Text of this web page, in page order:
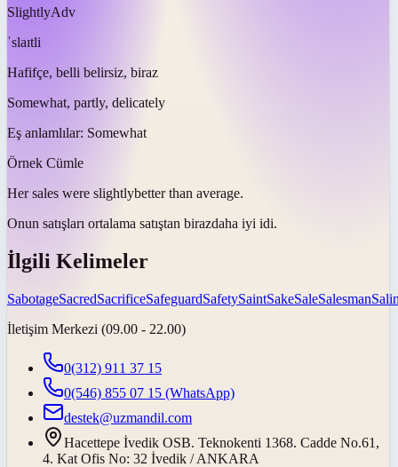
SlightlyAdv
ˈslaɪtli
Hafifçe, belli belirsiz, biraz
Somewhat, partly, delicately
Eş anlamlılar: Somewhat
Örnek Cümle
Her sales were slightlybetter than average.
Onun satışları ortalama satıştan birazdaha iyi idi.
İlgili Kelimeler
SabotageSacredSacrificeSafeguardSafetySaintSakeSaleSalesman
İletişim Merkezi (09.00 - 22.00)
0(312) 911 37 15
0(546) 855 07 15 (WhatsApp)
destek@uzmandil.com
Hacettepe İvedik OSB. Teknokenti 1368. Cadde No.61,
4. Kat Ofis No: 32 İvedik / ANKARA